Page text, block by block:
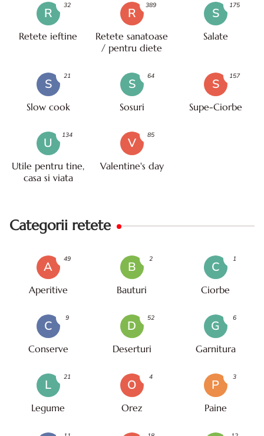
R
Retete ieftine
32
R
Retete sanatoase
/ pentru diete
389
S
Salate
175
S
Slow cook
21
S
Sosuri
64
S
Supe-Ciorbe
157
U
Utile pentru tine,
casa si viata
134
V
Valentine's day
85
Categorii retete
A
Aperitive
49
B
Bauturi
2
C
Ciorbe
1
C
Conserve
9
D
Deserturi
52
G
Garnitura
6
L
Legume
21
O
Orez
4
P
Paine
3